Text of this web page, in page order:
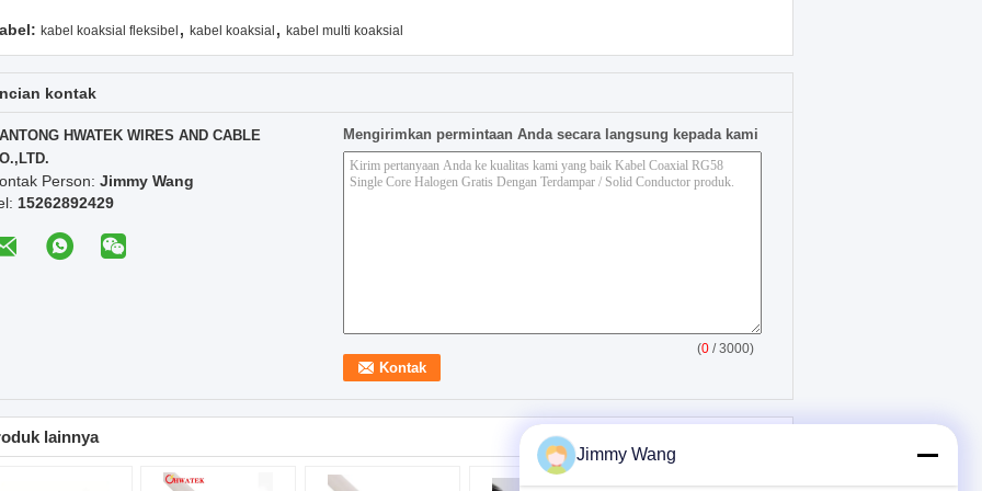
kabel koaksial fleksibel , kabel koaksial , kabel multi koaksial
kontak
HWATEK WIRES AND CABLE
Person: Jimmy Wang
15262892429
Mengirimkan permintaan Anda secara langsung kepada kami
(0 / 3000)
lainnya
Jimmy Wang